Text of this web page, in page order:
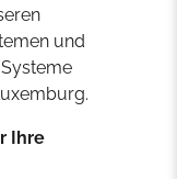
und
Ihre